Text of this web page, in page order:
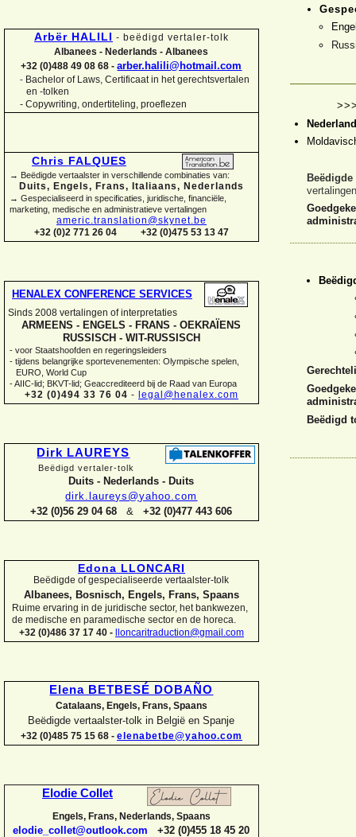
Arbër HALILI - beëdigd vertaler-tolk
Albanees - Nederlands - Albanees
+32 (0)488 49 08 68 - arber.halili@hotmail.com
- Bachelor of Laws, Certificaat in het gerechtsvertalen
en -tolken
- Copywriting, ondertiteling, proeflezen
Chris FALQUES
→ Beëdigde vertaalster in verschillende combinaties van:
Duits, Engels, Frans, Italiaans, Nederlands
→ Gespecialiseerd in specificaties, juridische, financiële,
marketing, medische en administratieve vertalingen
americ.translation@skynet.be
+32 (0)2 771 26 04
+32 (0)475 53 13 47
HENALEX CONFERENCE SERVICES
Sinds 2008 vertalingen of interpretaties
ARMEENS - ENGELS - FRANS - OEKRAÏENS
RUSSISCH - WIT-RUSSISCH
- voor Staatshoofden en regeringsleiders
- tijdens belangrijke sportevenementen: Olympische spelen,
EURO, World Cup
-AIIC-lid; BKVT-lid; Geaccrediteerd bij de Raad van Europa
+32 (0)494 33 76 04 - legal@henalex.com
Dirk LAUREYS
Beëdigd vertaler-tolk
Duits - Nederlands - Duits
dirk.laureys@yahoo.com
+32 (0)56 29 04 68& +32 (0)477 443 606
Edona LLONCARI
Beëdigde of gespecialiseerde vertaalster-tolk
Albanees, Bosnisch, Engels, Frans, Spaans
Ruime ervaring in de juridische sector, het bankwezen,
de medische en paramedische sector en de horeca.
+32 (0)486 37 17 40 -
lloncaritraduction@gmail.com
Elena BETBESÉ DOBAÑO
Catalaans, Engels, Frans, Spaans
Beëdigde vertaalster-tolk in België en Spanje
+32 (0)485 75 15 68 - elenabetbe@yahoo.com
Elodie Collet
Engels, Frans, Nederlands, Spaans
elodie_collet@outlook.com +32 (0)455 18 45 20
Beëdigd